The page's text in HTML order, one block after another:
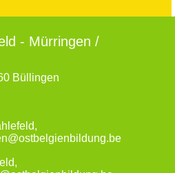
- Mürringen /
Büllingen